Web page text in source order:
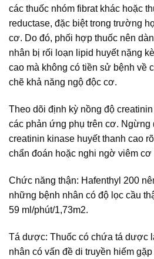
các thuốc nhóm fibrat khác hoặc
reductase, đặc biệt trong trường
cơ. Do đó, phối hợp thuốc nên
nhân bị rối loạn lipid huyết nặng
cao mà không có tiền sử bệnh về
chẽ khả năng ngộ độc cơ.
Theo dõi định kỳ nồng độ
các phản ứng phụ trên cơ. Ngừng
creatinin kinase huyết thanh cao
chẩn đoán hoặc nghi ngờ viêm cơ
Chức năng thận: Hafenthyl 200
những bệnh nhân có độ lọc cầu
59 ml/phút/1,73m2.
Tá dược: Thuốc có chứa tá dược
nhân có vấn đề di truyền hiếm